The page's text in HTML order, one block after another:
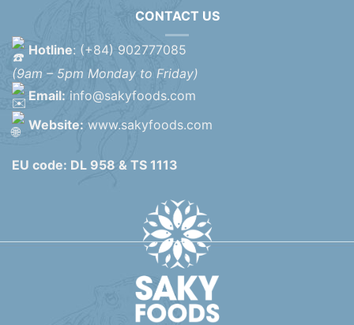
CONTACT US
Hotline: (+84) 902777085
(9am – 5pm Monday to Friday)
Email: info@sakyfoods.com
Website: www.sakyfoods.com
EU code: DL 958 & TS 1113